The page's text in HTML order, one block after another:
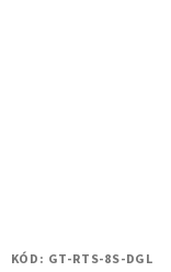
KÓD: GT-RTS-8S-DGL